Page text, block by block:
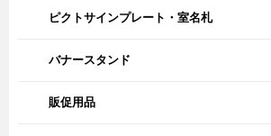
ピクトサインプレート・室名札
バナースタンド
販促用品